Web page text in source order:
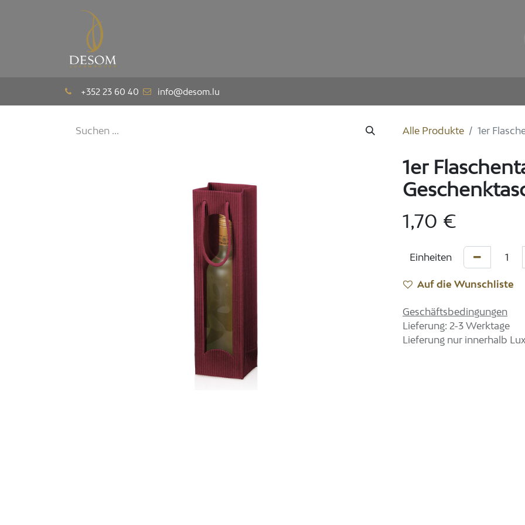
+352 23 60 40 info@desom.lu
Alle Produkte 1er
1er
1,70 €
Auf die Wunschliste
Geschäftsbedingungen
Lieferung: 2-3 Werktage
Lieferung nur innerhalb